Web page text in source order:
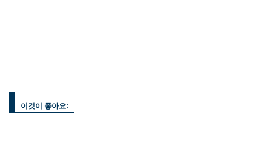
이것이 좋아요: